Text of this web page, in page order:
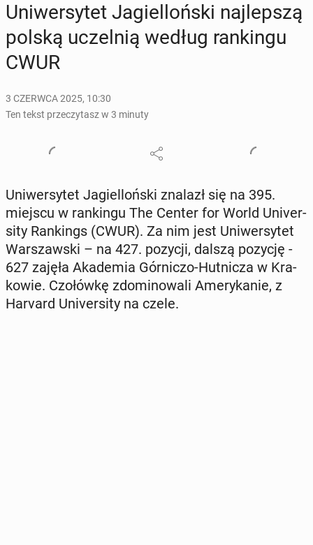
Uni­wer­sy­tet Ja­giel­loń­ski naj­lep­szą
polską uczel­nią według ran­kin­gu
CWUR
3 CZERWCA 2025, 10:30
Ten tekst przeczytasz w 3 minuty
Uni­wer­sy­tet Ja­giel­loń­ski znalazł się na 395.
miejscu w ran­kin­gu The Center for World Uni­ver­
si­ty Ran­kings (CWUR). Za nim jest Uni­wer­sy­tet
War­szaw­ski – na 427. pozycji, dalszą pozycję -
627 zajęła Aka­de­mia Gór­ni­czo-Hut­ni­cza w Kra­
ko­wie. Czo­łów­kę zdo­mi­no­wa­li Ame­ry­ka­nie, z
Harvard Uni­ver­si­ty na czele.